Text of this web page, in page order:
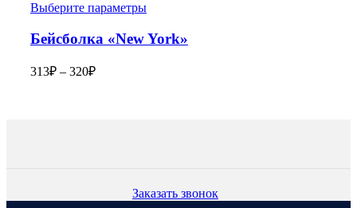
Выберите параметры
Бейсболка «New York»
313₽ – 320₽
Заказать звонок